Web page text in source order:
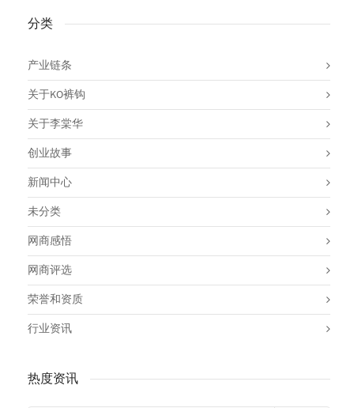
分类
产业链条
关于KO裤钩
关于李棠华
创业故事
新闻中心
未分类
网商感悟
网商评选
荣誉和资质
行业资讯
热度资讯